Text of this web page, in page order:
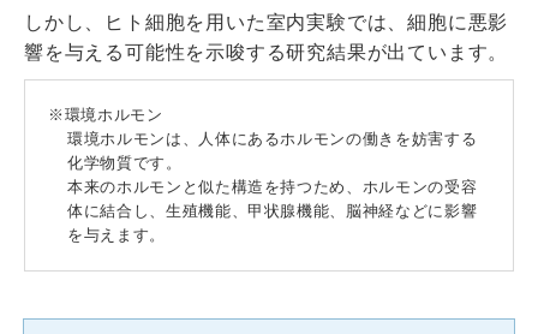
しかし、ヒト細胞を用いた室内実験では、細胞に悪影
響を与える可能性を示唆する研究結果が出ています。
環境ホルモン
環境ホルモンは、人体にあるホルモンの働きを妨害する
化学物質です。
本来のホルモンと似た構造を持つため、ホルモンの受容
体に結合し、生殖機能、甲状腺機能、脳神経などに影響
を与えます。